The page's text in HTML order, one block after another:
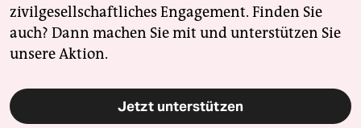
zivilgesellschaftliches Engagement. Finden Sie
auch? Dann machen Sie mit und unterstützen Sie
unsere Aktion.
Jetzt unterstützen